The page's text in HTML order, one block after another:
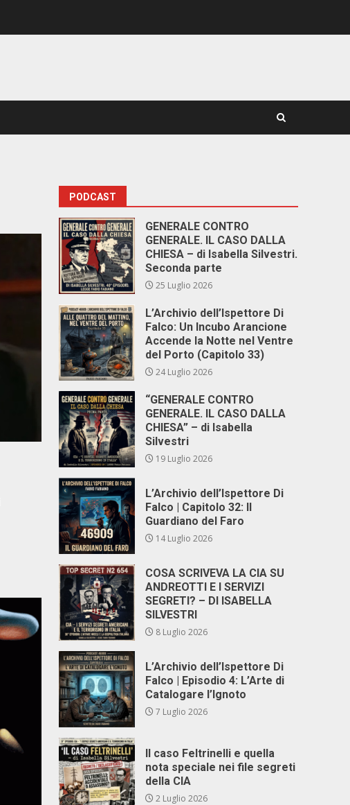
PODCAST
GENERALE CONTRO
GENERALE. IL CASO DALLA
CHIESA – di Isabella Silvestri.
Seconda parte
25 Luglio 2026
L’Archivio dell’Ispettore Di
Falco: Un Incubo Arancione
Accende la Notte nel Ventre
del Porto (Capitolo 33)
24 Luglio 2026
“GENERALE CONTRO
GENERALE. IL CASO DALLA
CHIESA” – di Isabella
Silvestri
19 Luglio 2026
L’Archivio dell’Ispettore Di
Falco | Capitolo 32: Il
Guardiano del Faro
14 Luglio 2026
COSA SCRIVEVA LA CIA SU
ANDREOTTI E I SERVIZI
SEGRETI? – DI ISABELLA
SILVESTRI
8 Luglio 2026
L’Archivio dell’Ispettore Di
Falco | Episodio 4: L’Arte di
Catalogare l’Ignoto
7 Luglio 2026
Il caso Feltrinelli e quella
nota speciale nei file segreti
della CIA
2 Luglio 2026